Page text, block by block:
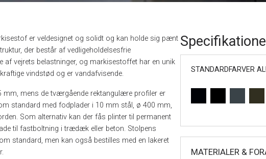
er veldesignet og solidt og kan holde sig pænt
der består af vedligeholdelsesfrie
af vejrets belastninger, og markisestoffet har en unik
vindstød og er vandafvisende.
mm, mens de tværgående rektangulære profiler er
standard med fodplader i 10 mm stål, ø 400 mm,
Som alternativ kan der fås plinter til permanent
til fastboltning i trædæk eller beton. Stolpens
standard, men kan også bestilles med en lakeret
STANDARDFARVER
MATERIALER &